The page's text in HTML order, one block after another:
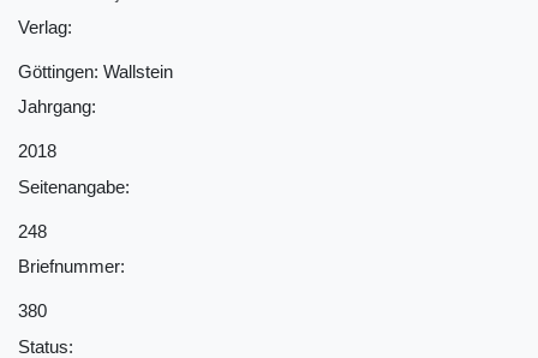
Verlag:
Göttingen: Wallstein
Jahrgang:
2018
Seitenangabe:
248
Briefnummer:
380
Status: